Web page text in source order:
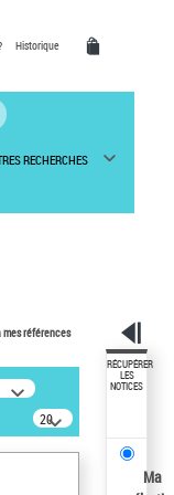
Historique
RECHERCHES
mes références
20
résultats/page
RÉCUPÉRER
LES
NOTICES
Ma